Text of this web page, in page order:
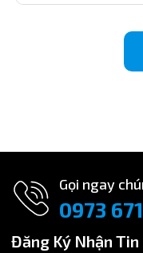
các size có đường kính
Nút hít kính 1 mặt có
Gọi ngay
0973
Đăng Ký Nhận Tin